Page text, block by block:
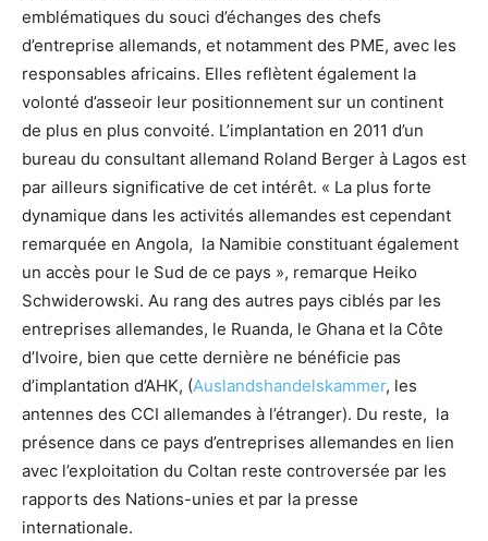
emblématiques du souci d’échanges des chefs
d’entreprise allemands, et notamment des PME, avec les
responsables africains. Elles reflètent également la
volonté d’asseoir leur positionnement sur un continent
de plus en plus convoité. L’implantation en 2011 d’un
bureau du consultant allemand Roland Berger à Lagos est
par ailleurs significative de cet intérêt. « La plus forte
dynamique dans les activités allemandes est cependant
remarquée en Angola, la Namibie constituant également
un accès pour le Sud de ce pays », remarque Heiko
Schwiderowski. Au rang des autres pays ciblés par les
entreprises allemandes, le Ruanda, le Ghana et la Côte
d’Ivoire, bien que cette dernière ne bénéficie pas
d’implantation d’AHK, (Auslandshandelskammer, les
antennes des CCI allemandes à l’étranger). Du reste, la
présence dans ce pays d’entreprises allemandes en lien
avec l’exploitation du Coltan reste controversée par les
rapports des Nations-unies et par la presse
internationale.